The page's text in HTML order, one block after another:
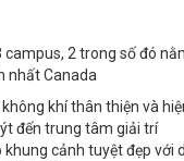
campus, 2 trong số đó
nhất Canada
khí thân thiện và
đến trung tâm giải trí
khung cảnh tuyệt đẹp với